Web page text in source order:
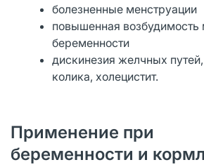
болезненные менструации
повышенная возбудимость
беременности
дискинезия желчных
колика, холецистит.
Применение при
беременности и